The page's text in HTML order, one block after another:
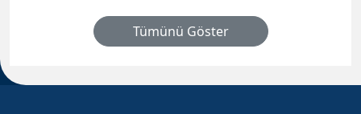
Tümünü Göster